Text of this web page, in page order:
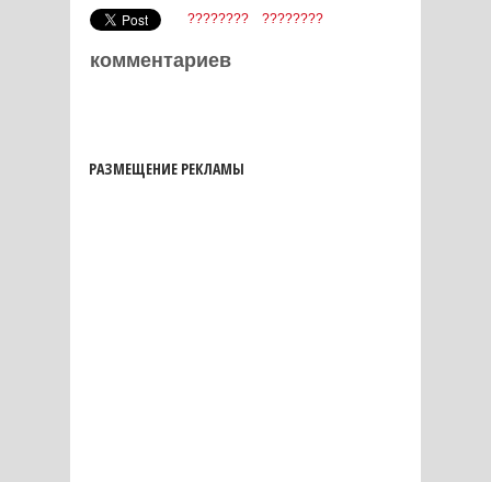
???????? ????????
комментариев
РАЗМЕЩЕНИЕ РЕКЛАМЫ